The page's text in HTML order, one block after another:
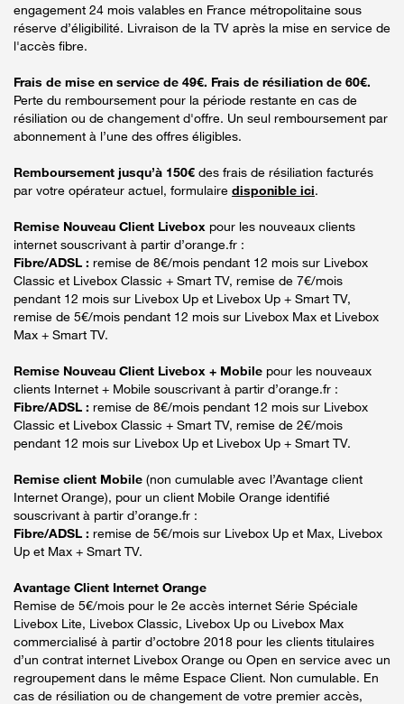
engagement 24 mois valables en France métropolitaine sous
réserve d’éligibilité. Livraison de la TV après la mise en service de
l'accès fibre.
Frais de mise en service de 49€. Frais de résiliation de 60€.
Perte du remboursement pour la période restante en cas de
résiliation ou de changement d'offre. Un seul remboursement par
abonnement à l’une des offres éligibles.
Remboursement jusqu’à 150€ des frais de résiliation facturés
par votre opérateur actuel, formulaire disponible ici.
Remise Nouveau Client Livebox pour les nouveaux clients
internet souscrivant à partir d’orange.fr :
Fibre/ADSL : remise de 8€/mois pendant 12 mois sur Livebox
Classic et Livebox Classic + Smart TV, remise de 7€/mois
pendant 12 mois sur Livebox Up et Livebox Up + Smart TV,
remise de 5€/mois pendant 12 mois sur Livebox Max et Livebox
Max + Smart TV.
Remise Nouveau Client Livebox + Mobile pour les nouveaux
clients Internet + Mobile souscrivant à partir d’orange.fr :
Fibre/ADSL : remise de 8€/mois pendant 12 mois sur Livebox
Classic et Livebox Classic + Smart TV, remise de 2€/mois
pendant 12 mois sur Livebox Up et Livebox Up + Smart TV.
Remise client Mobile (non cumulable avec l’Avantage client
Internet Orange), pour un client Mobile Orange identifié
souscrivant à partir d’orange.fr :
Fibre/ADSL : remise de 5€/mois sur Livebox Up et Max, Livebox
Up et Max + Smart TV.
Avantage Client Internet Orange
Remise de 5€/mois pour le 2e accès internet Série Spéciale
Livebox Lite, Livebox Classic, Livebox Up ou Livebox Max
commercialisé à partir d’octobre 2018 pour les clients titulaires
d’un contrat internet Livebox Orange ou Open en service avec un
regroupement dans le même Espace Client. Non cumulable. En
cas de résiliation ou de changement de votre premier accès,